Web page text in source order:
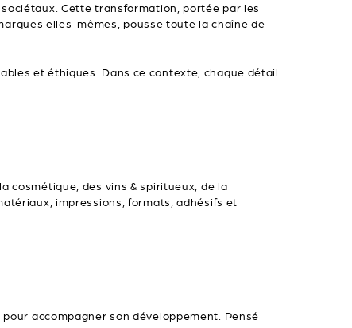
Cette transformation, portée par les
elles-mêmes, pousse toute la chaîne de
et éthiques. Dans ce contexte, chaque détail
cosmétique, des vins & spiritueux, de la
impressions, formats, adhésifs et
accompagner son développement. Pensé